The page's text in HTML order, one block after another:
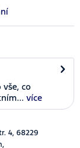
co
více
4, 68229